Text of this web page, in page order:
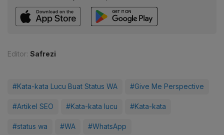
Editor: Safrezi
#Kata-kata Lucu Buat Status WA #Give Me Perspective
#Artikel SEO #Kata-kata lucu #Kata-kata
#status wa #WA #WhatsApp